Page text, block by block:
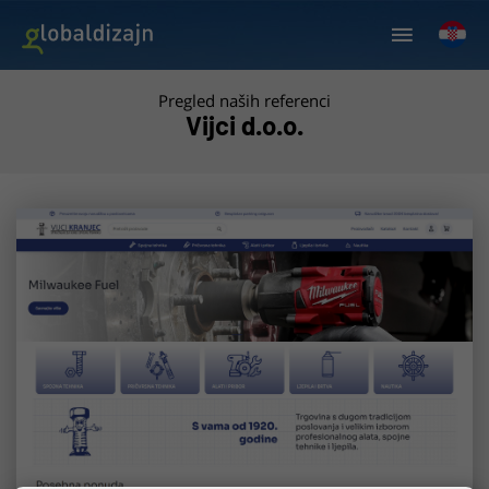
Pregled naših referenci
Vijci d.o.o.